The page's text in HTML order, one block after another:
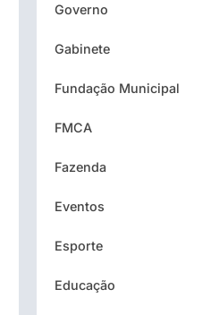
Governo
Gabinete
Fundação Municipal
FMCA
Fazenda
Eventos
Esporte
Educação